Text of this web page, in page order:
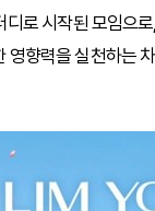
디로 시작된 모임으
영향력을 실천하는